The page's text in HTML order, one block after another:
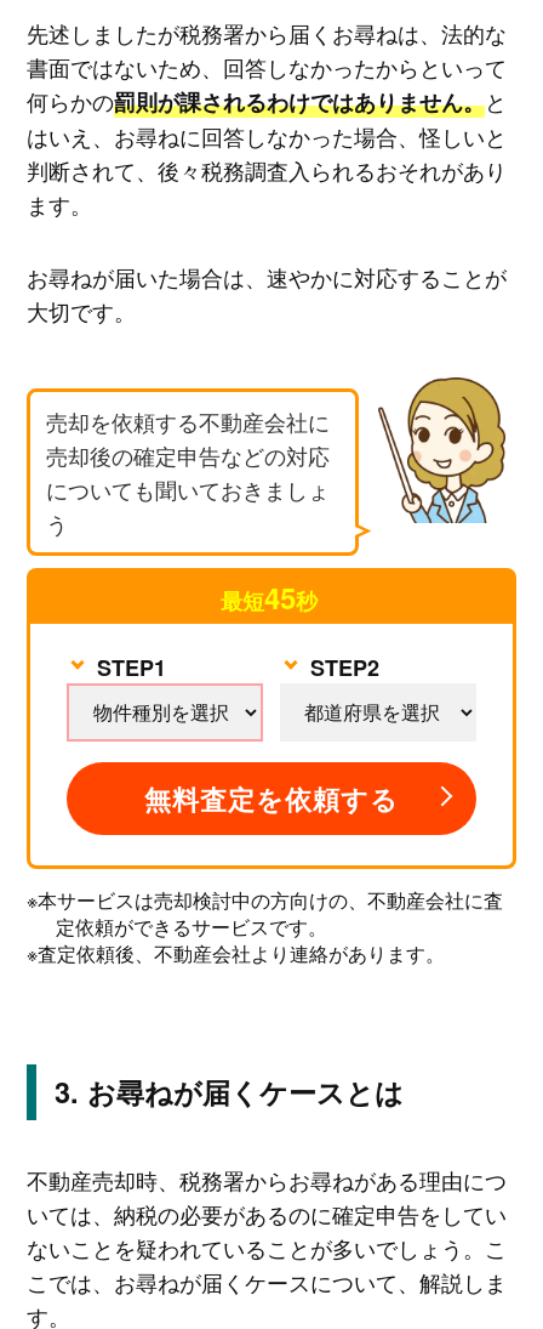
先述しましたが税務署から届くお尋ねは、法的な
書面ではないため、回答しなかったからといって
何らかの罰則が課されるわけではありません。と
はいえ、お尋ねに回答しなかった場合、怪しいと
判断されて、後々税務調査入られるおそれがあり
ます。
お尋ねが届いた場合は、速やかに対応することが
大切です。
売却を依頼する不動産会社に
売却後の確定申告などの対応
についても聞いておきましょ
う
最短45秒
無料査定を依頼する
STEP1 STEP2
無料査定を依頼する
※本サービスは売却検討中の方向けの、不動産会社に査
定依頼ができるサービスです。
※査定依頼後、不動産会社より連絡があります。
お尋ねが届くケースとは
不動産売却時、税務署からお尋ねがある理由につ
いては、納税の必要があるのに確定申告をしてい
ないことを疑われていることが多いでしょう。こ
こでは、お尋ねが届くケースについて、解説しま
す。